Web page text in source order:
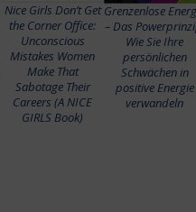
Nice Girls Don’t Get
the Corner Office:
Unconscious
Mistakes Women
Make That
Sabotage Their
Careers (A NICE
GIRLS Book)
Grenzenlose
– Das
Wie Sie Ihre
persönlichen
Schwächen in
positive Energie
verwandeln